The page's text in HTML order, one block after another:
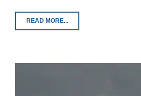
READ MORE...